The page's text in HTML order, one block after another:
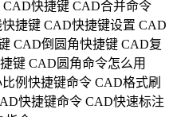
CAD快捷键 CAD合并命令
捷键 CAD快捷键设置 CAD
CAD倒圆角快捷键 CAD复
键 CAD圆角命令怎么用
例快捷键命令 CAD格式刷
快捷键命令 CAD快速标注